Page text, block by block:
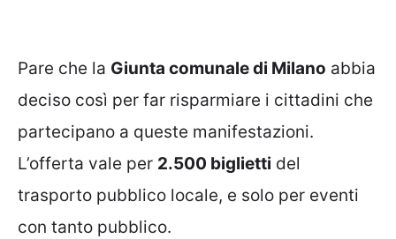
Pare che la Giunta comunale di Milano abbia
deciso così per far risparmiare i cittadini che
partecipano a queste manifestazioni.
L’offerta vale per 2.500 biglietti del
trasporto pubblico locale, e solo per eventi
con tanto pubblico.